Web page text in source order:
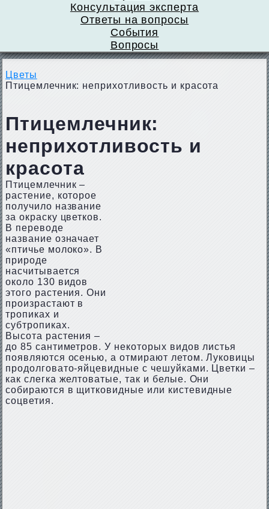
Консультация эксперта
Ответы на вопросы
События
Вопросы
Цветы
Птицемлечник: неприхотливость и красота
Птицемлечник:
неприхотливость и
красота
Птицемлечник –
растение, которое
получило название
за окраску цветков.
В переводе
название означает
«птичье молоко». В
природе
насчитывается
около 130 видов
этого растения. Они
произрастают в
тропиках и
субтропиках.
Высота растения –
до 85 сантиметров. У некоторых видов листья
появляются осенью, а отмирают летом. Луковицы
продолговато-яйцевидные с чешуйками. Цветки –
как слегка желтоватые, так и белые. Они
собираются в щитковидные или кистевидные
соцветия.